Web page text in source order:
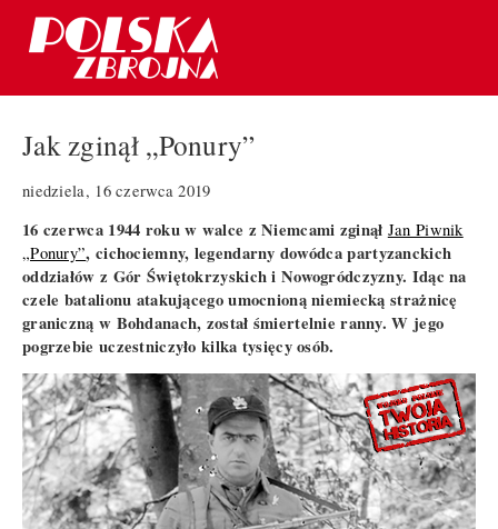
Jak zginął „Ponury”
niedziela, 16 czerwca 2019
16 czerwca 1944 roku w walce z Niemcami zginął Jan Piwnik
„Ponury”, cichociemny, legendarny dowódca partyzanckich
oddziałów z Gór Świętokrzyskich i Nowogródczyzny. Idąc na
czele batalionu atakującego umocnioną niemiecką strażnicę
graniczną w Bohdanach, został śmiertelnie ranny. W jego
pogrzebie uczestniczyło kilka tysięcy osób.